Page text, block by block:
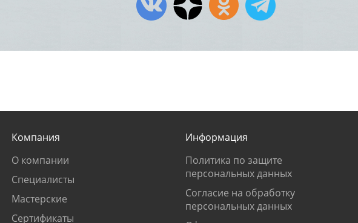
Компания
О компании
Специалисты
Мастерские
Сертификаты
Информация
Политика по защите
персональных данных
Согласие на обработку
персональных данных